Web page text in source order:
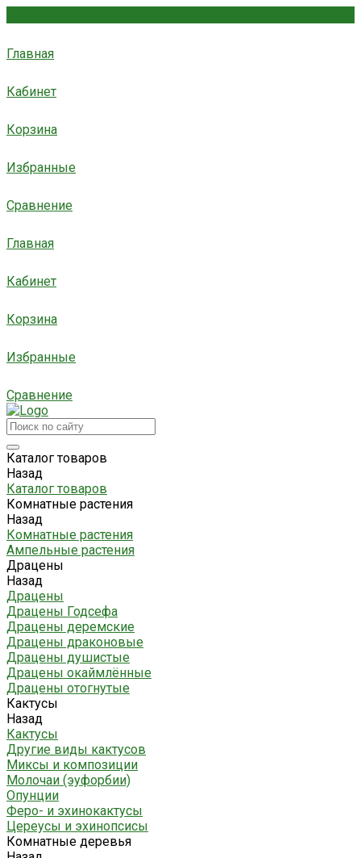
Главная
Кабинет
Корзина
Избранные
Сравнение
Главная
Кабинет
Корзина
Избранные
Сравнение
Каталог товаров
Назад
Каталог товаров
Комнатные растения
Назад
Комнатные растения
Ампельные растения
Драцены
Назад
Драцены
Драцены Годсефа
Драцены деремские
Драцены драконовые
Драцены душистые
Драцены окаймлённые
Драцены отогнутые
Кактусы
Назад
Кактусы
Другие виды кактусов
Миксы и композиции
Молочаи (эуфорбии)
Опунции
Феро- и эхинокактусы
Цереусы и эхинопсисы
Комнатные деревья